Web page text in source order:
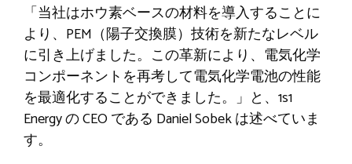
「当社はホウ素ベースの材料を導入することに
より、PEM（陽子交換膜）技術を新たなレベル
に引き上げました。この革新により、電気化学
コンポーネントを再考して電気化学電池の性能
を最適化することができました。」と、1s1
Energy の CEO である Daniel Sobek は述べていま
す。